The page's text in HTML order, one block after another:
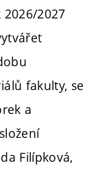
2027
fakulty, se
a
Filípková,